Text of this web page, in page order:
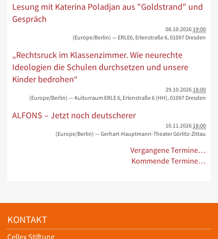
Lesung mit Katerina Poladjan aus "Goldstrand" und
Gespräch
08.10.2026 19:00
(Europe/Berlin) — ERLE6, Erlenstraße 6, 01097 Dresden
„Rechtsruck im Klassenzimmer. Wie neurechte
Ideologien die Schulen durchsetzen und unsere
Kinder bedrohen“
29.10.2026 18:00
(Europe/Berlin) — Kulturraum ERLE 6, Erlenstraße 6 (HH), 01097 Dresden
ALFONS – Jetzt noch deutscherer
10.11.2026 18:00
(Europe/Berlin) — Gerhart-Hauptmann-Theater Görlitz-Zittau
Vergangene Termine…
Kommende Termine…
KONTAKT
Cellex Stiftung